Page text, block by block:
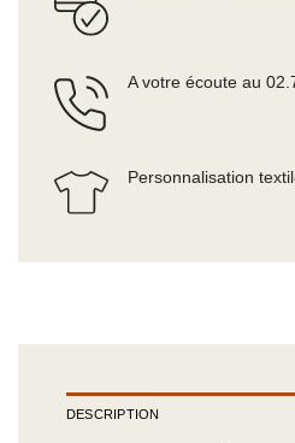
A votre écoute au
Personnalisation
DESCRIPTION